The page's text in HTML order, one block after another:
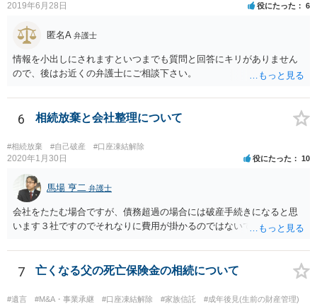
を拝見するかぎり、再婚相手のかたは既に相続放棄をされている可能
2019年6月28日 役にたった 6
匿名A 弁護士
情報を小出しにされますといつまでも質問と回答にキリがありません
ので、後はお近くの弁護士にご相談下さい。
6 相続放棄と会社整理について
#相続放棄 #自己破産 #口座凍結解除
2020年1月30日 役にたった 10
馬場 亨二 弁護士
会社をたたむ場合ですが、債務超過の場合には破産手続きになると思
います３社ですのでそれなりに費用が掛かるのではないでしょうか。
7 亡くなる父の死亡保険金の相続について
#遺言 #M&A・事業承継 #口座凍結解除 #家族信託 #成年後見(生前の財産管理)